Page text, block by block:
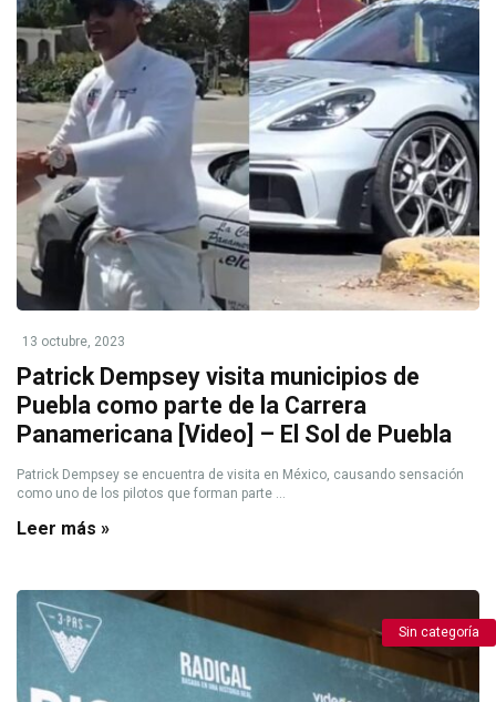
13 octubre, 2023
Patrick Dempsey visita municipios de
Puebla como parte de la Carrera
Panamericana [Video] – El Sol de Puebla
Patrick Dempsey se encuentra de visita en México, causando sensación
como uno de los pilotos que forman parte ...
Leer más »
Sin categoría